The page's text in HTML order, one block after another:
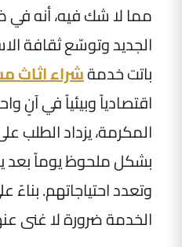
مما لا شك فيه، أنه في
الجديد وتوسّع ثقافة
باتت خدمةشراء اثاث
اقتصادياً وبيئياً في آنٍ
المكرمة، يزداد الطلب
بشكل ملحوظ يوماً بعد
وتعدد احتياجاتهم.
الخدمة ضرورة لا غنى